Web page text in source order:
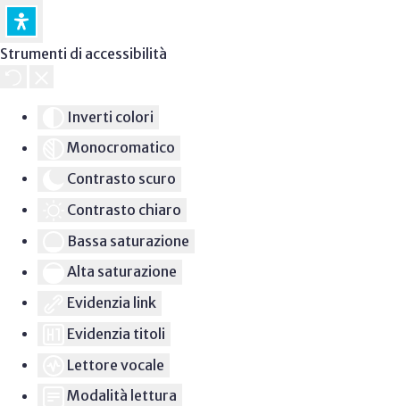
Strumenti di accessibilità
Inverti colori
Monocromatico
Contrasto scuro
Contrasto chiaro
Bassa saturazione
Alta saturazione
Evidenzia link
Evidenzia titoli
Lettore vocale
Modalità lettura